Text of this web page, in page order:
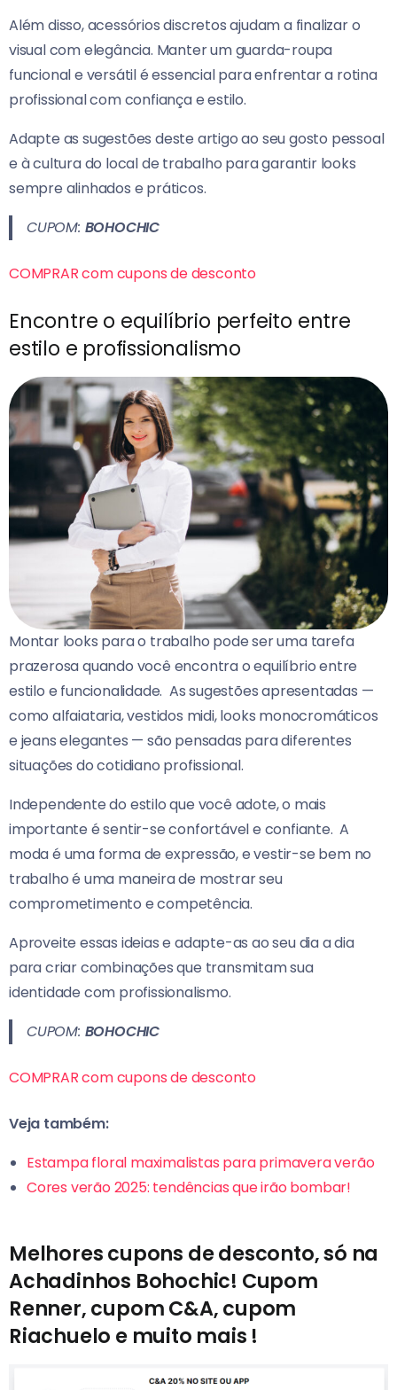
Além disso, acessórios discretos ajudam a finalizar o
visual com elegância. Manter um guarda-roupa
funcional e versátil é essencial para enfrentar a rotina
profissional com confiança e estilo.
Adapte as sugestões deste artigo ao seu gosto pessoal
e à cultura do local de trabalho para garantir looks
sempre alinhados e práticos.
CUPOM: BOHOCHIC
COMPRAR com cupons de desconto
Encontre o equilíbrio perfeito entre
estilo e profissionalismo
Montar looks para o trabalho pode ser uma tarefa
prazerosa quando você encontra o equilíbrio entre
estilo e funcionalidade. As sugestões apresentadas —
como alfaiataria, vestidos midi, looks monocromáticos
e jeans elegantes — são pensadas para diferentes
situações do cotidiano profissional.
Independente do estilo que você adote, o mais
importante é sentir-se confortável e confiante. A
moda é uma forma de expressão, e vestir-se bem no
trabalho é uma maneira de mostrar seu
comprometimento e competência.
Aproveite essas ideias e adapte-as ao seu dia a dia
para criar combinações que transmitam sua
identidade com profissionalismo.
CUPOM: BOHOCHIC
COMPRAR com cupons de desconto
Veja também:
Estampa floral maximalistas para primavera verão
Cores verão 2025: tendências que irão bombar!
Melhores cupons de desconto, só na
Achadinhos Bohochic! Cupom
Renner, cupom C&A, cupom
Riachuelo e muito mais !